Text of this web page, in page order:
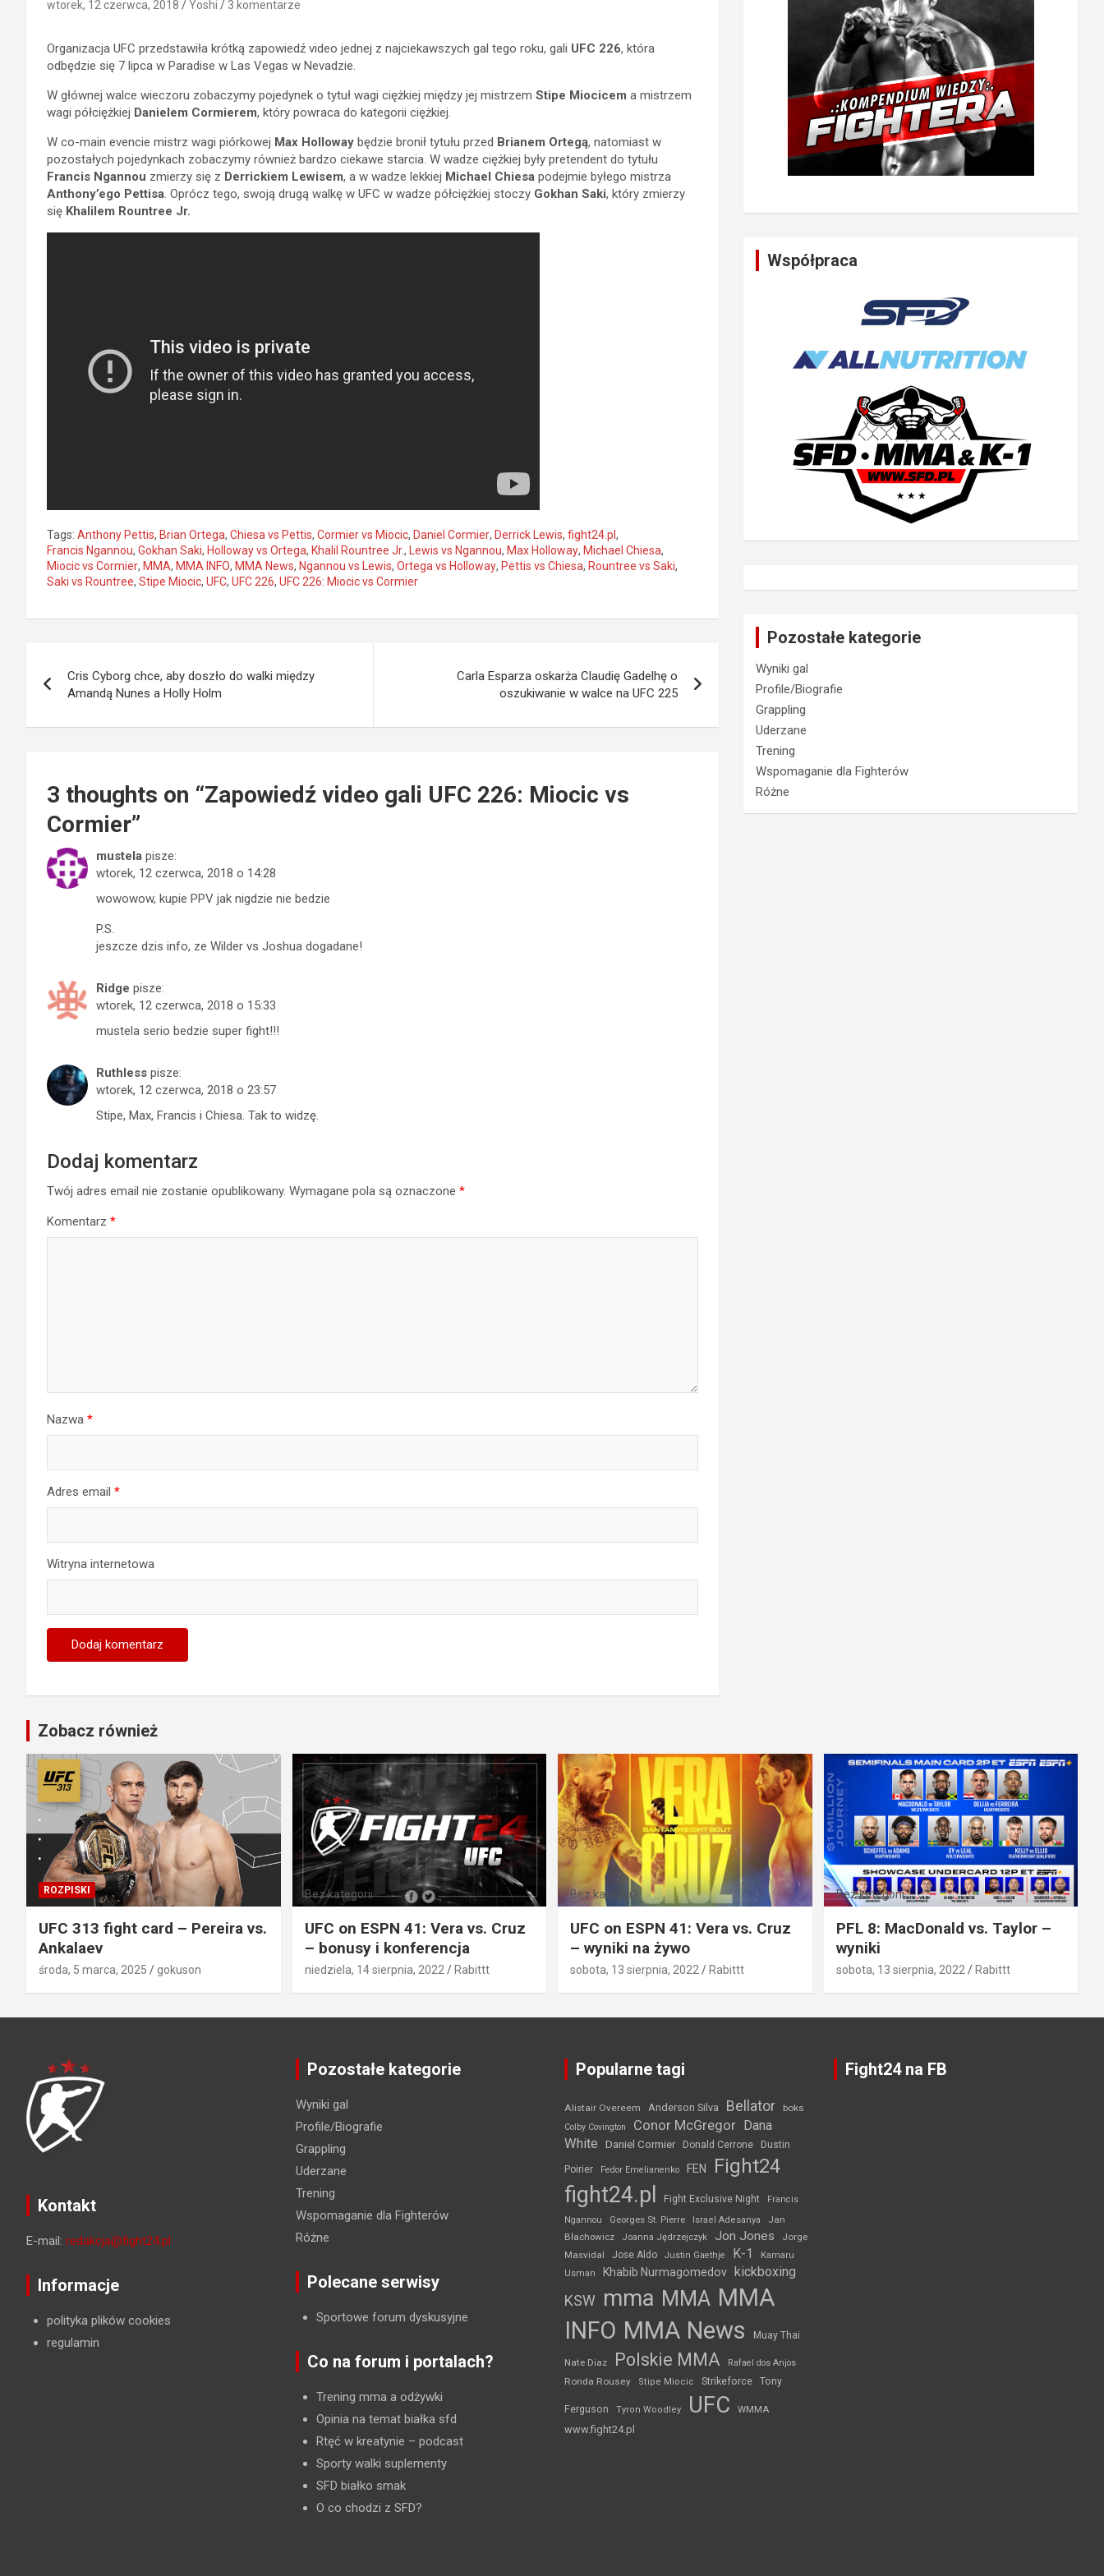
wtorek, 12 czerwca, 2018 Yoshi 3 komentarze
Organizacja UFC przedstawiła krótką zapowiedź video jednej z najciekawszych gal tego roku, gali UFC 226, która
odbędzie się 7 lipca w Paradise w Las Vegas w Nevadzie.
W głównej walce wieczoru zobaczymy pojedynek o tytuł wagi ciężkiej między jej mistrzem Stipe Miocicem a mistrzem
wagi półciężkiej Danielem Cormierem, który powraca do kategorii ciężkiej.
W co-main evencie mistrz wagi piórkowej Max Holloway będzie bronił tytułu przed Brianem Ortegą, natomiast w
pozostałych pojedynkach zobaczymy również bardzo ciekawe starcia. W wadze ciężkiej były pretendent do tytułu
Francis Ngannou zmierzy się z Derrickiem Lewisem, a w wadze lekkiej Michael Chiesa podejmie byłego mistrza
Anthony’ego Pettisa. Oprócz tego, swoją drugą walkę w UFC w wadze półciężkiej stoczy Gokhan Saki, który zmierzy
się Khalilem Rountree Jr.
Tags: Anthony Pettis, Brian Ortega, Chiesa vs Pettis, Cormier vs Miocic, Daniel Cormier, Derrick Lewis, fight24.pl ,
Francis Ngannou, Gokhan Saki, Holloway vs Ortega, Khalil Rountree Jr., Lewis vs Ngannou, Max Holloway, Michael Chiesa,
Miocic vs Cormier, MMA, MMA INFO, MMA News, Ngannou vs Lewis, Ortega vs Holloway, Pettis vs Chiesa, Rountree vs Saki,
Saki vs Rountree, Stipe Miocic, UFC, UFC 226, UFC 226: Miocic vs Cormier
wpisu
Cris Cyborg chce, aby doszło do walki między
Amandą Nunes a Holly Holm
Carla Esparza oskarża Claudię Gadelhę o
oszukiwanie w walce na UFC 225
3 thoughts on “Zapowiedź video gali UFC 226: Miocic vs
Cormier”
mustela pisze:
wtorek, 12 czerwca, 2018 o 14:28
wowowow, kupie PPV jak nigdzie nie bedzie
P.S.
jeszcze dzis info, ze Wilder vs Joshua dogadane!
Ridge pisze:
wtorek, 12 czerwca, 2018 o 15:33
mustela serio bedzie super fight!!!
Ruthless pisze:
wtorek, 12 czerwca, 2018 o 23:57
Stipe, Max, Francis i Chiesa. Tak to widzę.
Dodaj komentarz
Twój adres email nie zostanie opublikowany. Wymagane pola są oznaczone *
Komentarz *
Nazwa *
Adres email *
Witryna internetowa
Współpraca
Pozostałe kategorie
Wyniki gal
Profile/Biografie
Grappling
Uderzane
Trening
Wspomaganie dla Fighterów
Różne
Zobacz również
ROZPISKI
UFC 313 fight card – Pereira vs.
Ankalaev
środa, 5 marca, 2025 gokuson
Bez kategorii
UFC on ESPN 41: Vera vs. Cruz
– bonusy i konferencja
niedziela, 14 sierpnia, 2022 Rabittt
Bez kategorii
UFC on ESPN 41: Vera vs. Cruz
– wyniki na żywo
sobota, 13 sierpnia, 2022 Rabittt
Bez kategorii
PFL 8: MacDonald vs. Taylor –
wyniki
sobota, 13 sierpnia, 2022 Rabittt
Kontakt
E-mail: redakcja@fight24.pl
Informacje
polityka plików cookies
regulamin
Pozostałe kategorie
Wyniki gal
Profile/Biografie
Grappling
Uderzane
Trening
Wspomaganie dla Fighterów
Różne
Polecane serwisy
Sportowe forum dyskusyjne
Co na forum i portalach?
Trening mma a odżywki
Opinia na temat białka sfd
Rtęć w kreatynie – podcast
Sporty walki suplementy
SFD białko smak
O co chodzi z SFD?
Popularne tagi
Alistair Overeem Anderson Silva Bellator boks
Colby Covington Conor McGregor Dana
White
Daniel Cormier Donald Cerrone Dustin
Poirier Fedor Emelianenko FEN Fight24
fight24.pl Fight Exclusive Night
Francis
Ngannou
Georges St. Pierre Israel Adesanya
Jan
Błachowicz
Joanna Jędrzejczyk Jon Jones
Jorge
Masvidal
Jose Aldo Justin Gaethje K-1
Kamaru
Usman
Khabib Nurmagomedov kickboxing
KSW mma MMA MMA
INFO MMA News Muay Thai
Nate Diaz Polskie MMA Rafael dos Anjos
Ronda Rousey Stipe Miocic Strikeforce Tony
Ferguson Tyron Woodley UFC WMMA
www.fight24.pl
Fight24 na FB